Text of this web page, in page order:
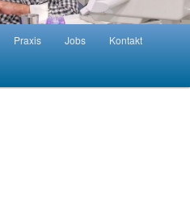
Praxis Jobs Kontakt